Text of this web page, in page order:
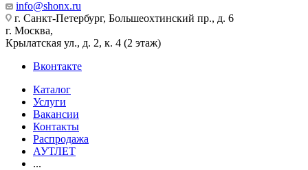
info@shonx.ru
г. Санкт-Петербург, Большеохтинский пр., д. 6
г. Москва,
Крылатская ул., д. 2, к. 4 (2 этаж)
Вконтакте
Каталог
Услуги
Вакансии
Контакты
Распродажа
АУТЛЕТ
...